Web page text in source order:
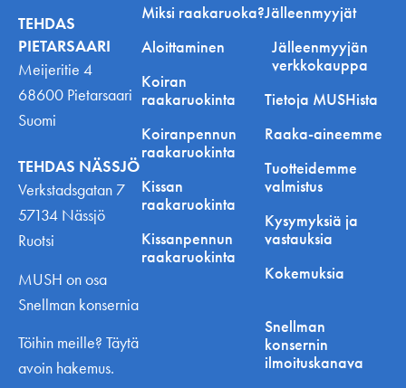
TEHDAS
PIETARSAARI
Meijeritie 4
68600 Pietarsaari
Suomi
TEHDAS NÄSSJÖ
Verkstadsgatan 7
57134 Nässjö
Ruotsi
MUSH on osa
Snellman konsernia
Töihin meille? Täytä
avoin hakemus.
Miksi raakaruoka?
Aloittaminen
Koiran
raakaruokinta
Koiranpennun
raakaruokinta
Kissan
raakaruokinta
Kissanpennun
raakaruokinta
Jälleenmyyjät
Jälleenmyyjän
verkkokauppa
Tietoja MUSHista
Raaka-aineemme
Tuotteidemme
valmistus
Kysymyksiä ja
vastauksia
Kokemuksia
Snellman
konsernin
ilmoituskanava